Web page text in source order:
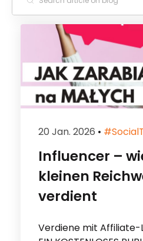
20 Jan. 2026 •
Influencer –
kleinen
verdient
Verdiene mit Affiliate-